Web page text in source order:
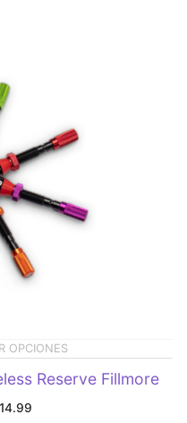
OPCIONES
Reserve Fillmore
14.99Price